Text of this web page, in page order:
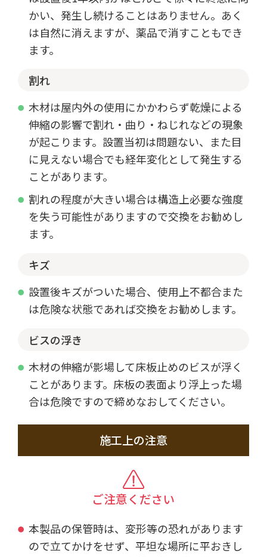
かい、発生し続けることはありません。あく
は自然に消えますが、薬品で消すこともでき
ます。
割れ
木材は屋内外の使用にかかわらず乾燥による
伸縮の影響で割れ・曲り・ねじれなどの現象
が起こります。設置当初は問題ない、また目
に見えない場合でも経年変化として発生する
ことがあります。
割れの程度が大きい場合は構造上必要な強度
を失う可能性がありますので交換をお勧めし
ます。
キズ
設置後キズがついた場合、使用上不都合また
は危険な状態であれば交換をお勧めします。
ビスの浮き
木材の伸縮が影場して床板止めのビスが浮く
ことがあります。床板の表面より浮上った場
合は危険ですので締めなおしてください。
施工上の注意
ご注意ください
本製品の保管時は、変形等の恐れがあります
ので立てかけをせず、平坦な場所に平おきし